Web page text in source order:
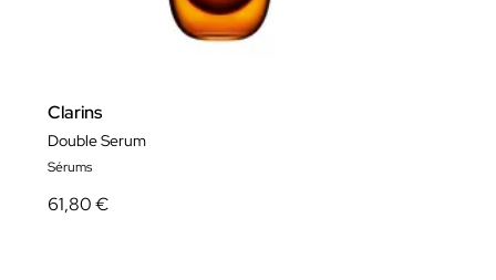
Clarins
Double Serum
Sérums
61,80 €